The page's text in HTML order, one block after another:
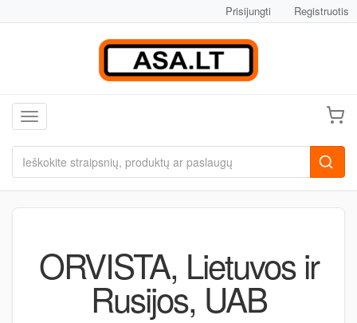
Prisijungti Registruotis
Toggle navigation
ORVISTA, Lietuvos ir
Rusijos, UAB